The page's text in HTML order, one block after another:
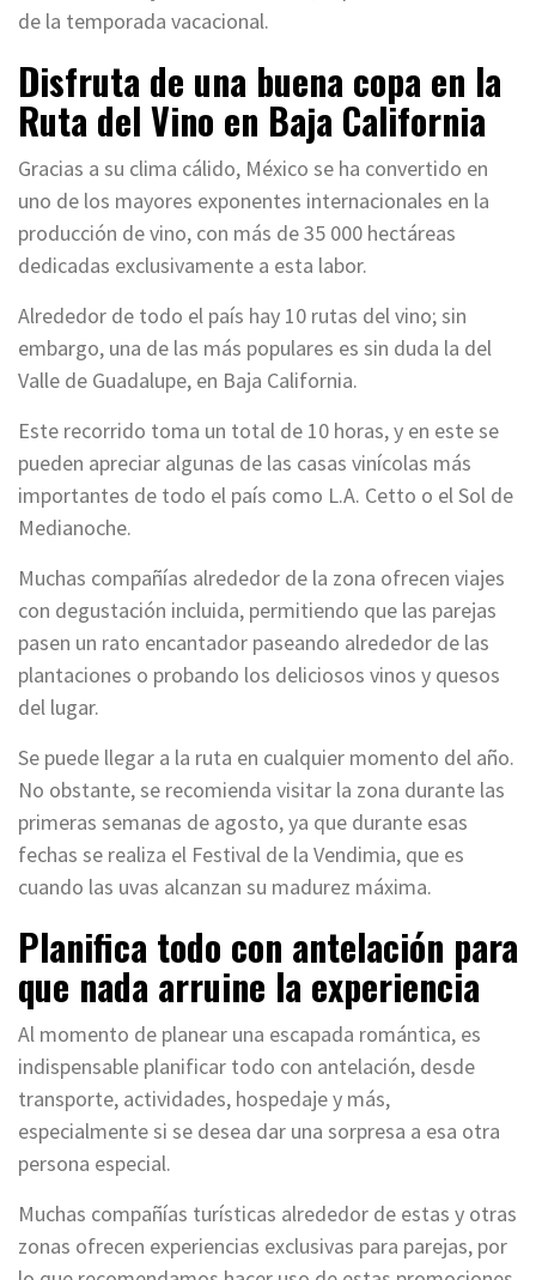
de la temporada vacacional.
Disfruta de una buena copa en la
Ruta del Vino en Baja California
Gracias a su clima cálido, México se ha convertido en
uno de los mayores exponentes internacionales en la
producción de vino, con más de 35 000 hectáreas
dedicadas exclusivamente a esta labor.
Alrededor de todo el país hay 10 rutas del vino; sin
embargo, una de las más populares es sin duda la del
Valle de Guadalupe, en Baja California.
Este recorrido toma un total de 10 horas, y en este se
pueden apreciar algunas de las casas vinícolas más
importantes de todo el país como L.A. Cetto o el Sol de
Medianoche.
Muchas compañías alrededor de la zona ofrecen viajes
con degustación incluida, permitiendo que las parejas
pasen un rato encantador paseando alrededor de las
plantaciones o probando los deliciosos vinos y quesos
del lugar.
Se puede llegar a la ruta en cualquier momento del año.
No obstante, se recomienda visitar la zona durante las
primeras semanas de agosto, ya que durante esas
fechas se realiza el Festival de la Vendimia, que es
cuando las uvas alcanzan su madurez máxima.
Planifica todo con antelación para
que nada arruine la experiencia
Al momento de planear una escapada romántica, es
indispensable planificar todo con antelación, desde
transporte, actividades, hospedaje y más,
especialmente si se desea dar una sorpresa a esa otra
persona especial.
Muchas compañías turísticas alrededor de estas y otras
zonas ofrecen experiencias exclusivas para parejas, por